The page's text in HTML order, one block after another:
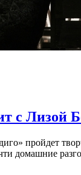
с Лизой
пройдет
домашние